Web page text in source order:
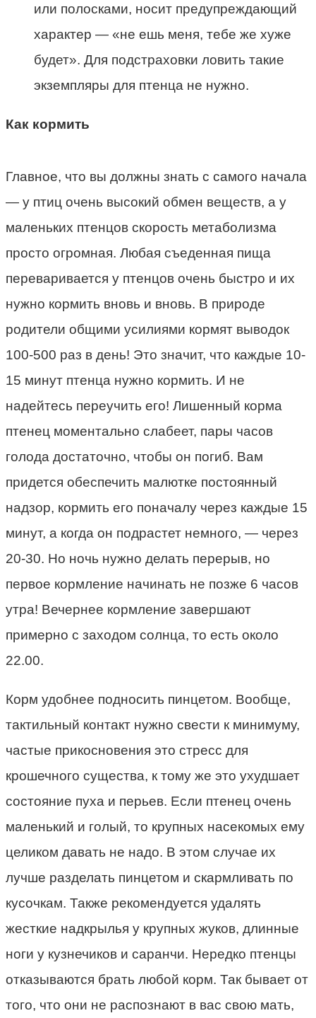
или полосками, носит предупреждающий
характер — «не ешь меня, тебе же хуже
будет». Для подстраховки ловить такие
экземпляры для птенца не нужно.
Как кормить
Главное, что вы должны знать с самого начала
— у птиц очень высокий обмен веществ, а у
маленьких птенцов скорость метаболизма
просто огромная. Любая съеденная пища
переваривается у птенцов очень быстро и их
нужно кормить вновь и вновь. В природе
родители общими усилиями кормят выводок
100-500 раз в день! Это значит, что каждые 10-
15 минут птенца нужно кормить. И не
надейтесь переучить его! Лишенный корма
птенец моментально слабеет, пары часов
голода достаточно, чтобы он погиб. Вам
придется обеспечить малютке постоянный
надзор, кормить его поначалу через каждые 15
минут, а когда он подрастет немного, — через
20-30. Но ночь нужно делать перерыв, но
первое кормление начинать не позже 6 часов
утра! Вечернее кормление завершают
примерно с заходом солнца, то есть около
22.00.
Корм удобнее подносить пинцетом. Вообще,
тактильный контакт нужно свести к минимуму,
частые прикосновения это стресс для
крошечного существа, к тому же это ухудшает
состояние пуха и перьев. Если птенец очень
маленький и голый, то крупных насекомых ему
целиком давать не надо. В этом случае их
лучше разделать пинцетом и скармливать по
кусочкам. Также рекомендуется удалять
жесткие надкрылья у крупных жуков, длинные
ноги у кузнечиков и саранчи. Нередко птенцы
отказываются брать любой корм. Так бывает от
того, что они не распознают в вас свою мать,